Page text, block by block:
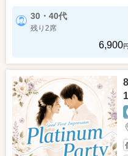
30・40代
残り2席
6,900円